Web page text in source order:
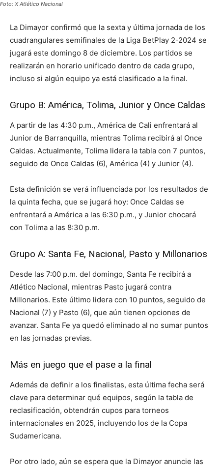
Foto: X Atlético Nacional
La Dimayor confirmó que la sexta y última jornada de los
cuadrangulares semifinales de la Liga BetPlay 2-2024 se
jugará este domingo 8 de diciembre. Los partidos se
realizarán en horario unificado dentro de cada grupo,
incluso si algún equipo ya está clasificado a la final.
Grupo B: América, Tolima, Junior y Once Caldas
A partir de las 4:30 p.m., América de Cali enfrentará al
Junior de Barranquilla, mientras Tolima recibirá al Once
Caldas. Actualmente, Tolima lidera la tabla con 7 puntos,
seguido de Once Caldas (6), América (4) y Junior (4).
Esta definición se verá influenciada por los resultados de
la quinta fecha, que se jugará hoy: Once Caldas se
enfrentará a América a las 6:30 p.m., y Junior chocará
con Tolima a las 8:30 p.m.
Grupo A: Santa Fe, Nacional, Pasto y Millonarios
Desde las 7:00 p.m. del domingo, Santa Fe recibirá a
Atlético Nacional, mientras Pasto jugará contra
Millonarios. Este último lidera con 10 puntos, seguido de
Nacional (7) y Pasto (6), que aún tienen opciones de
avanzar. Santa Fe ya quedó eliminado al no sumar puntos
en las jornadas previas.
Más en juego que el pase a la final
Además de definir a los finalistas, esta última fecha será
clave para determinar qué equipos, según la tabla de
reclasificación, obtendrán cupos para torneos
internacionales en 2025, incluyendo los de la Copa
Sudamericana.
Por otro lado, aún se espera que la Dimayor anuncie las